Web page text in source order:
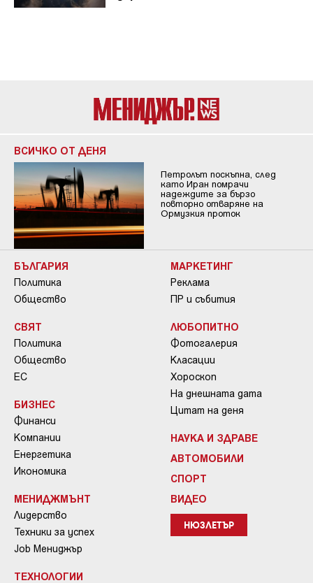
ВСИЧКО ОТ ДЕНЯ
Петролът поскъпна, след
като Иран помрачи
надеждите за бързо
повторно отваряне на
Ормузкия проток
БЪЛГАРИЯ
Политика
Общество
СВЯТ
Политика
Общество
ЕС
БИЗНЕС
Финанси
Компании
Енергетика
Икономика
МЕНИДЖМЪНТ
Лидерство
Техники за успех
Job Мениджър
ТЕХНОЛОГИИ
МАРКЕТИНГ
Реклама
ПР и събития
ЛЮБОПИТНО
Фотогалерия
Класации
Хороскоп
На днешната дата
Цитат на деня
НАУКА И ЗДРАВЕ
АВТОМОБИЛИ
СПОРТ
ВИДЕО
НЮЗЛЕТЪР